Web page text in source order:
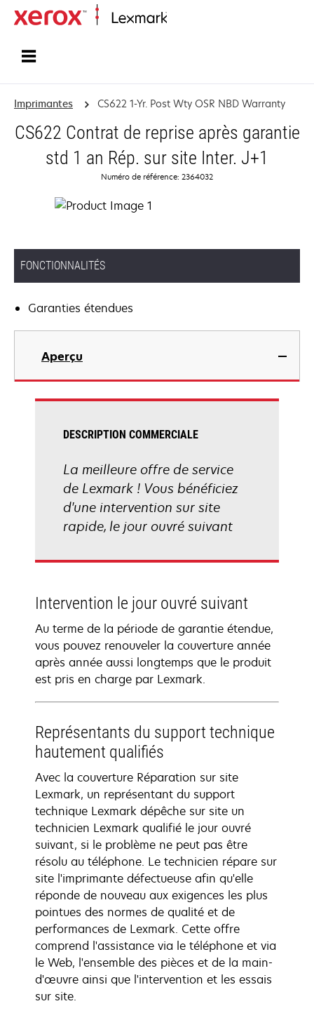
Imprimantes CS622 1-Yr. Post Wty OSR NBD Warranty
CS622 Contrat de reprise après garantie
std 1 an Rép. sur site Inter. J+1
Numéro de référence: 2364032
FONCTIONNALITÉS
Garanties étendues
Aperçu
DESCRIPTION COMMERCIALE
La meilleure offre de service
de Lexmark ! Vous bénéficiez
d'une intervention sur site
rapide, le jour ouvré suivant
Intervention le jour ouvré suivant
Au terme de la période de garantie étendue,
vous pouvez renouveler la couverture année
après année aussi longtemps que le produit
est pris en charge par Lexmark.
Représentants du support technique
hautement qualifiés
Avec la couverture Réparation sur site
Lexmark, un représentant du support
technique Lexmark dépêche sur site un
technicien Lexmark qualifié le jour ouvré
suivant, si le problème ne peut pas être
résolu au téléphone. Le technicien répare sur
site l'imprimante défectueuse afin qu'elle
réponde de nouveau aux exigences les plus
pointues des normes de qualité et de
performances de Lexmark. Cette offre
comprend l'assistance via le téléphone et via
le Web, l'ensemble des pièces et de la main-
d'œuvre ainsi que l'intervention et les essais
sur site.